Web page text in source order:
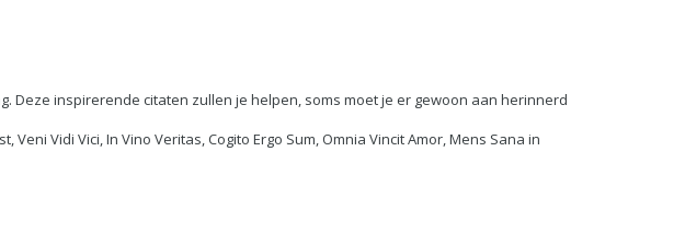
Deze inspirerende citaten zullen je helpen, soms moet je er gewoon aan herinnerd
Veni Vidi Vici, In Vino Veritas, Cogito Ergo Sum, Omnia Vincit Amor, Mens Sana in